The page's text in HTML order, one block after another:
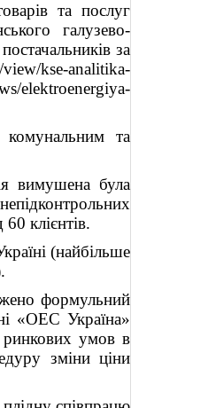
та послуг
галузево-
за
kse-analitika-
elektroenergiya-
та
вимушена була
клієнтів.
(найбільше
формульний
«ОЕС Україна»
ринкових умов в
зміни ціни